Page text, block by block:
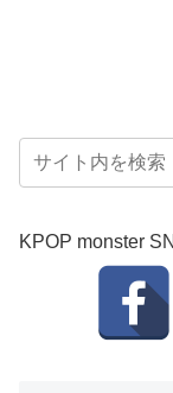
KPOP monster